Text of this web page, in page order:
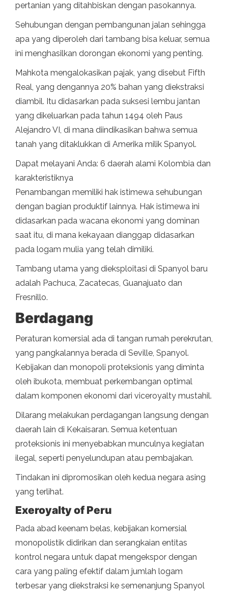
pertanian yang ditahbiskan dengan pasokannya.
Sehubungan dengan pembangunan jalan sehingga
apa yang diperoleh dari tambang bisa keluar, semua
ini menghasilkan dorongan ekonomi yang penting.
Mahkota mengalokasikan pajak, yang disebut Fifth
Real, yang dengannya 20% bahan yang diekstraksi
diambil. Itu didasarkan pada suksesi lembu jantan
yang dikeluarkan pada tahun 1494 oleh Paus
Alejandro VI, di mana diindikasikan bahwa semua
tanah yang ditaklukkan di Amerika milik Spanyol.
Dapat melayani Anda: 6 daerah alami Kolombia dan
karakteristiknya
Penambangan memiliki hak istimewa sehubungan
dengan bagian produktif lainnya. Hak istimewa ini
didasarkan pada wacana ekonomi yang dominan
saat itu, di mana kekayaan dianggap didasarkan
pada logam mulia yang telah dimiliki.
Tambang utama yang dieksploitasi di Spanyol baru
adalah Pachuca, Zacatecas, Guanajuato dan
Fresnillo.
Berdagang
Peraturan komersial ada di tangan rumah perekrutan,
yang pangkalannya berada di Seville, Spanyol.
Kebijakan dan monopoli proteksionis yang diminta
oleh ibukota, membuat perkembangan optimal
dalam komponen ekonomi dari viceroyalty mustahil.
Dilarang melakukan perdagangan langsung dengan
daerah lain di Kekaisaran. Semua ketentuan
proteksionis ini menyebabkan munculnya kegiatan
ilegal, seperti penyelundupan atau pembajakan.
Tindakan ini dipromosikan oleh kedua negara asing
yang terlihat.
Exeroyalty of Peru
Pada abad keenam belas, kebijakan komersial
monopolistik didirikan dan serangkaian entitas
kontrol negara untuk dapat mengekspor dengan
cara yang paling efektif dalam jumlah logam
terbesar yang diekstraksi ke semenanjung Spanyol